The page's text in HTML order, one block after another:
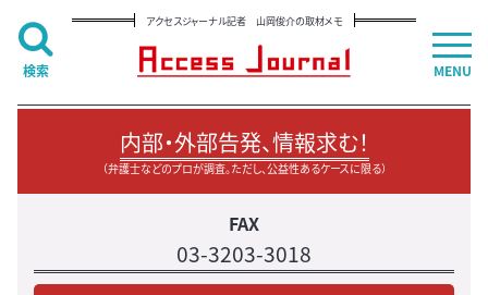
アクセスジャーナル記者 山岡俊介の取材メモ
内部・外部告発、情報求む！
（弁護士などのプロが調査。ただし、公益性あるケースに限る）
FAX
03-3203-3018
MENU
検索